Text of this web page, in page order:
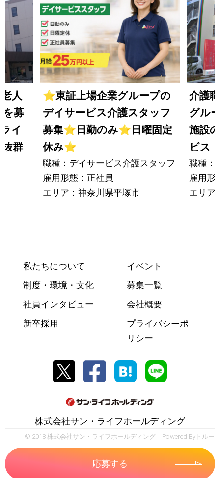
人
を募
イ
群
⭐東証上場企業グループの
デイサービス介護スタッフ
募集⭐ 日勤のみ⭐ 日曜固定
休み⭐
職種：デイサービス介護スタッフ
雇用形態：正社員
エリア：神奈川県平塚市
介護
グル
施設
ビス
職種：
雇用形
エリア
応募する
私たちについて
制度・環境・文化
社員インタビュー
新卒採用
イベント
募集一覧
会社概要
プライバシーポ
リシー
株式会社サン・ライフホールディング
© 2018 株式会社サン・ライフホールディング Powered Byトルー